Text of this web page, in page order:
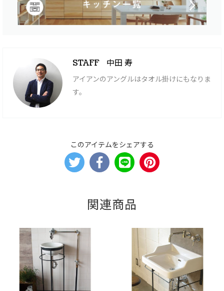
STAFF 中田 寿
アイアンのアングルはタオル掛けにもなりま
す。
このアイテムをシェアする
関連商品